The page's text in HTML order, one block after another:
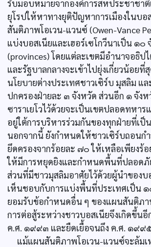
รับมอบหมายจากองค์การสหประชาชา
ยุโรปให้หาทางยุติปัญหาการเมืองในบอ
สันติภาพโอเวน-แวนซ์ (Owen-Vance
แบ่งบอสเนียและเฮอร์เซโกวีนาเป็น ๑๐
(provinces) โดยแต่ละเขตมีอำนาจอธิป
และรัฐบาลกลางจะเข้าไปยุ่งเกี่ยวน้อยที่
นโยบายต่างประเทศชาวเซิร์บ มุสลิม แ
ปกครองฝ่ายละ ๓ จังหวัด ส่วนอีก ๑ จังห
ซาราเยโวไว้ด้วยจะเป็นเขตปลอดทหาร
อยู่ใต้การบริหารร่วมกันของทุกฝ่ายที่เป็
นอกจากนี้ ยังกำหนดให้ชาวเซิร์บถอนก
ยึดครองจากร้อยละ ๗๐ ให้เหลือเพียงร้
ให้มีการหยุดยิงและกำหนดพื้นที่ปลอดภั
ส่วนที่มีชาวมุสลิมอาศัยไว้ด้วยผู้นำของบ
เห็นชอบกับการแบ่งพื้นที่ประเทศเป็น ๑
ยอมรับข้อกำหนดอื่น ๆ ของแผนสันติภา
การต่อสู้ระหว่างชาวบอสเนียจึงเกิดขึ้นอี
ค.ศ. ๑๙๙๓ และยืดเยื้อจนถึง ค.ศ. ๑๙๙
แม้แผนสันติภาพโอเวน-แวนซ์จะล้มเ